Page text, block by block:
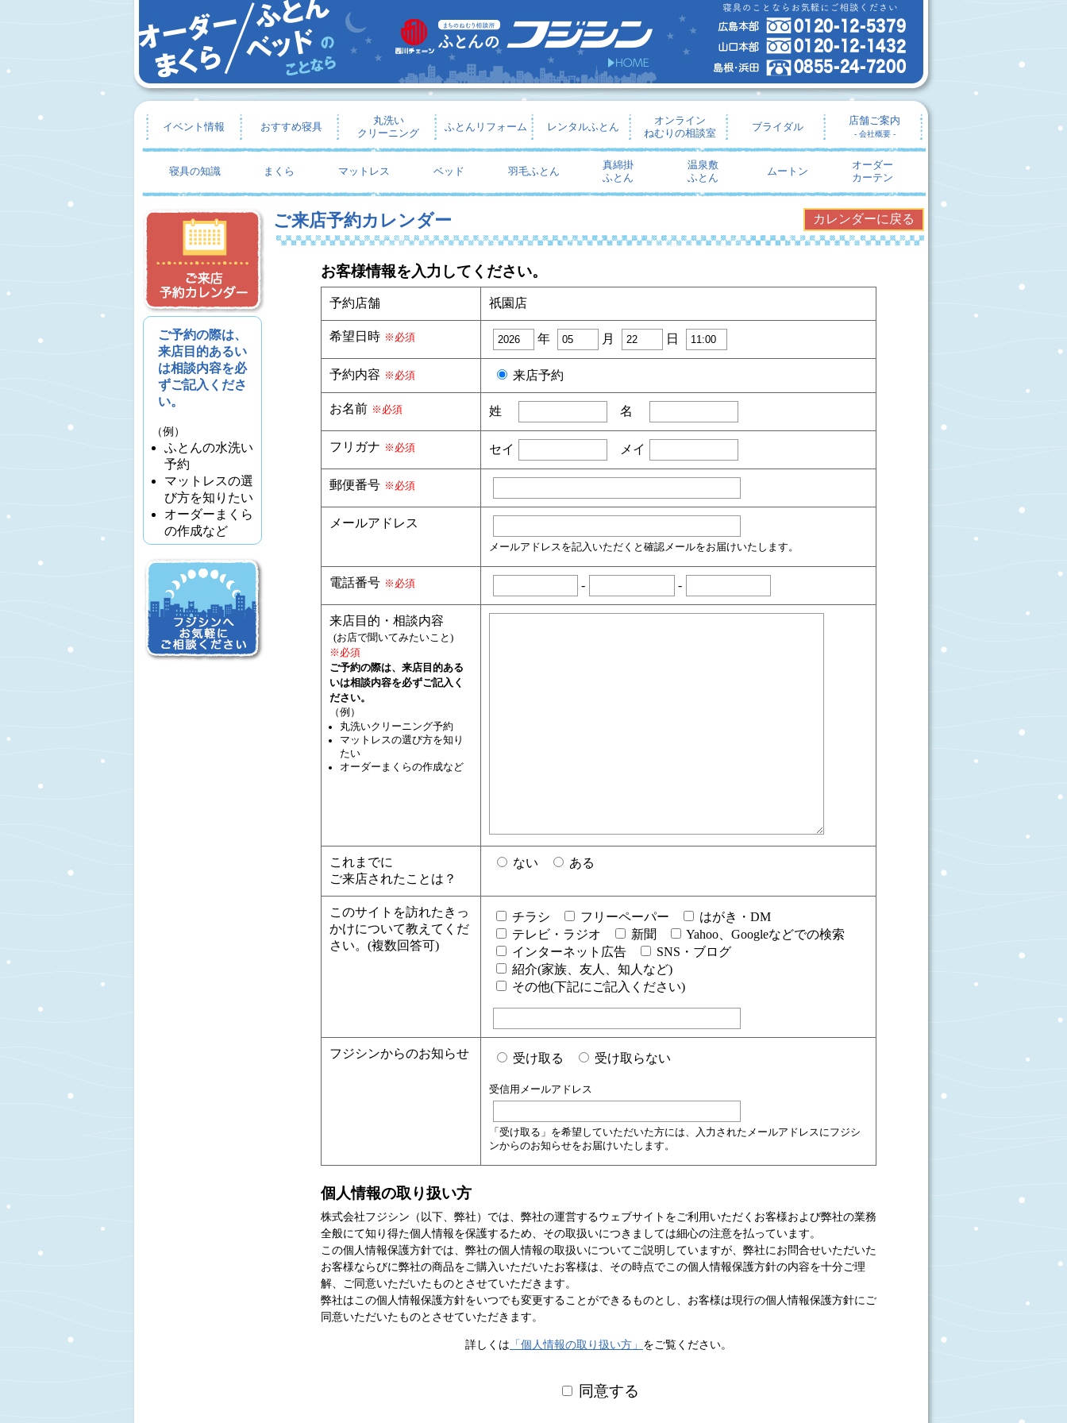
イベント情報 おすすめ寝具
丸洗い
クリーニング
ふとんリフォーム レンタルふとん
オンライン
ねむりの相談室
ブライダル
店舗ご案内
- 会社概要 -
寝具の知識 まくら マットレス ベッド 羽毛ふとん
真綿掛
ふとん
温泉敷
ふとん
ムートン
オーダー
カーテン
カレンダーに戻る
ご来店予約カレンダー
お客様情報を入力してください。
予約店舗 祇園店
希望日時 ※必須 年 月 日
予約内容 ※必須 来店予約
お名前 ※必須 姓 名
フリガナ ※必須 セイ メイ
郵便番号 ※必須
メールアドレス
メールアドレスを記入いただくと確認メールをお届けいたします。
電話番号 ※必須 - -
来店目的・相談内容
(お店で聞いてみたいこと)
※必須
ご予約の際は、来店目的ある
いは相談内容を必ずご記入く
ださい。
（例）
丸洗いクリーニング予約
マットレスの選び方を知り
たい
オーダーまくらの作成など
これまでに
ご来店されたことは？
ない ある
このサイトを訪れたきっ
かけについて教えてくだ
さい。(複数回答可)
チラシ フリーペーパー
はがき・DM
テレビ・ラジオ
新聞
Yahoo、Googleなどでの検索
インターネット広告
SNS・ブログ
紹介(家族、友人、知人など)
その他(下記にご記入ください)
フジシンからのお知らせ 受け取る 受け取らない
受信用メールアドレス
「受け取る」を希望していただいた方には、入力されたメールアドレスにフジシ
ンからのお知らせをお届けいたします。
個人情報の取り扱い方
株式会社フジシン（以下、弊社）では、弊社の運営するウェブサイトをご利用いただくお客様および弊社の業務
全般にて知り得た個人情報を保護するため、その取扱いにつきましては細心の注意を払っています。
この個人情報保護方針では、弊社の個人情報の取扱いについてご説明していますが、弊社にお問合せいただいた
お客様ならびに弊社の商品をご購入いただいたお客様は、その時点でこの個人情報保護方針の内容を十分ご理
解、ご同意いただいたものとさせていただきます。
弊社はこの個人情報保護方針をいつでも変更することができるものとし、お客様は現行の個人情報保護方針にご
同意いただいたものとさせていただきます。
詳しくは 「個人情報の取り扱い方」 をご覧ください。
同意する
ご予約の際は、
来店目的あるい
は相談内容を必
ずご記入くださ
い。
（例）
ふとんの水洗い
予約
マットレスの選
び方を知りたい
オーダーまくら
の作成など